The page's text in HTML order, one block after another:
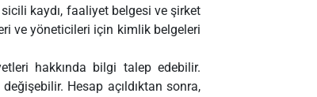
kaydı, faaliyet belgesi ve şirket
ve yöneticileri için kimlik belgeleri
hakkında bilgi talep edebilir.
Hesap açıldıktan sonra,